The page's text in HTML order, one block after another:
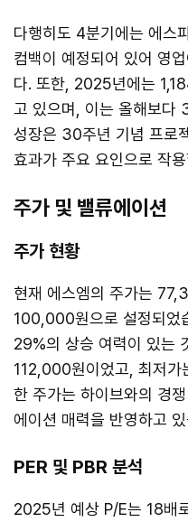
다행히도 4분기에는 에스
컴백이 예정되어 있어 영
다. 또한, 2025년에는
고 있으며, 이는 올해보다
성장은 30주년 기념 프로
효과가 주요 요인으로 작
주가 및 밸류에이션
주가 현황
현재 에스엠의 주가는
100,000원으로 설정되었
29%의 상승 여력이 있는
112,000원이었고, 최저
한 주가는 하이브와의 경
에이션 매력을 반영하고
PER 및 PBR 분석
2025년 예상 P/E는 18배